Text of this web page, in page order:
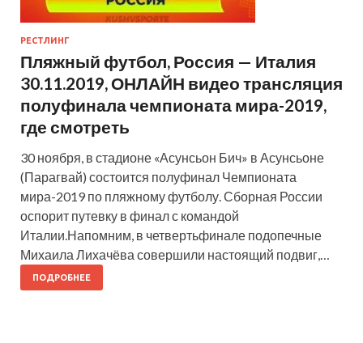
РЕСТЛИНГ
Пляжный футбол, Россия — Италия
30.11.2019, ОНЛАЙН видео трансляция
полуфинала чемпионата мира-2019,
где смотреть
30 ноября, в стадионе «Асунсьон Бич» в Асунсьоне
(Парагвай) состоится полуфинал Чемпионата
мира-2019 по пляжному футболу. Сборная России
оспорит путевку в финал с командой
Италии.Напомним, в четвертьфинале подопечные
Михаила Лихачёва совершили настоящий подвиг,…
ПОДРОБНЕЕ